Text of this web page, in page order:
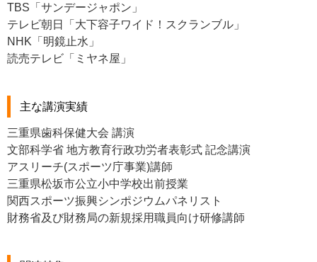
TBS「サンデージャポン」
テレビ朝日「大下容子ワイド！スクランブル」
NHK「明鏡止水」
読売テレビ「ミヤネ屋」
主な講演実績
三重県歯科保健大会 講演
文部科学省 地方教育行政功労者表彰式 記念講演
アスリーチ(スポーツ庁事業)講師
三重県松坂市公立小中学校出前授業
関西スポーツ振興シンポジウムパネリスト
財務省及び財務局の新規採用職員向け研修講師